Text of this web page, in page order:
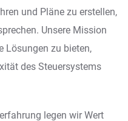
und Pläne zu erstellen,
Unsere Mission
Lösungen zu bieten,
des Steuersystems
legen wir Wert